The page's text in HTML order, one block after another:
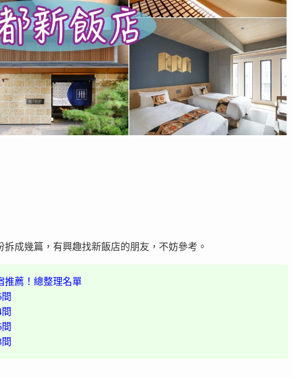
成幾篇，有興趣找新飯店的朋友，不妨參考。
推薦！總整理名單